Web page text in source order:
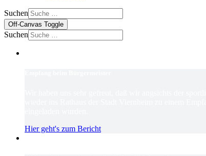
Suchen
Off-Canvas Toggle
Suchen
Hier geht's zum Bericht